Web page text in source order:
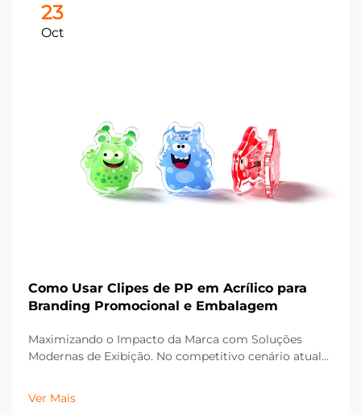
23
Oct
Como Usar Clipes de PP em Acrílico para
Branding Promocional e Embalagem
Maximizando o Impacto da Marca com Soluções
Modernas de Exibição. No competitivo cenário atual
podem fazer a maior diferença na apresentação da
marca. Os clipes de PP em acrílico surgiram como
Ver Mais